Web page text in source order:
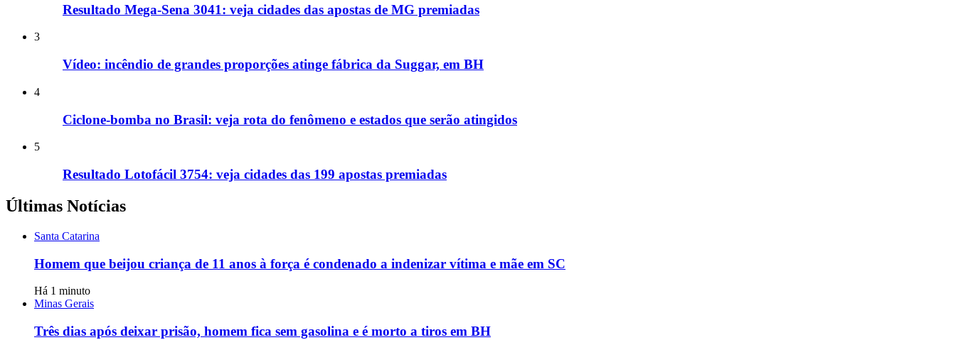
Resultado Mega-Sena 3041: veja cidades das apostas de MG premiadas
3
Vídeo: incêndio de grandes proporções atinge fábrica da Suggar, em BH
4
Ciclone-bomba no Brasil: veja rota do fenômeno e estados que serão atingidos
5
Resultado Lotofácil 3754: veja cidades das 199 apostas premiadas
Últimas Notícias
Santa Catarina
Homem que beijou criança de 11 anos à força é condenado a indenizar vítima e mãe em SC
Há 1 minuto
Minas Gerais
Três dias após deixar prisão, homem fica sem gasolina e é morto a tiros em BH